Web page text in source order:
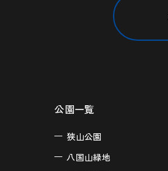
公園一覧
狭山公園
八国山緑地